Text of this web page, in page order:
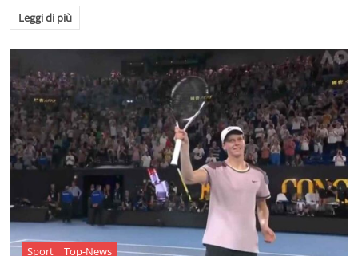
Leggi di più
Sport Top-News